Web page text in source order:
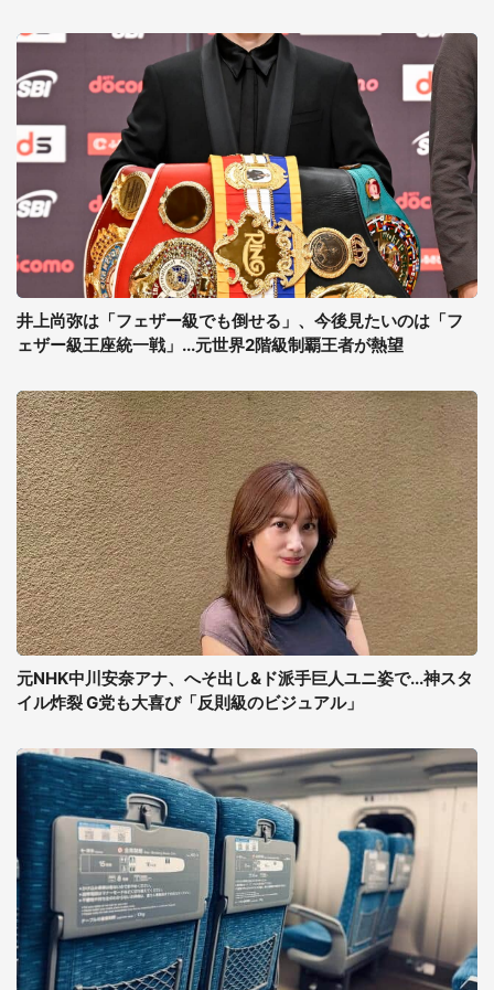
井上尚弥は「フェザー級でも倒せる」、今後見たいのは「フ
ェザー級王座統一戦」...元世界2階級制覇王者が熱望
元NHK中川安奈アナ、へそ出し&ド派手巨人ユニ姿で...神スタ
イル炸裂 G党も大喜び「反則級のビジュアル」